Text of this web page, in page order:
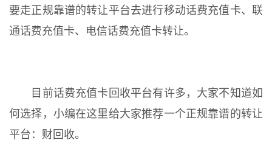
要走正规靠谱的转让平台去进行移动话费充值卡、联
通话费充值卡、电信话费充值卡转让。
目前话费充值卡回收平台有许多，大家不知道如
何选择，小编在这里给大家推荐一个正规靠谱的转让
平台：财回收。